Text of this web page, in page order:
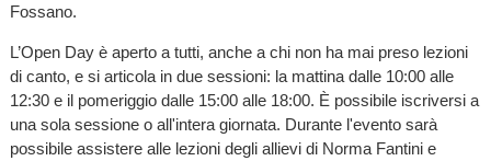
Fossano.
L’Open Day è aperto a tutti, anche a chi non ha mai preso lezioni
di canto, e si articola in due sessioni: la mattina dalle 10:00 alle
12:30 e il pomeriggio dalle 15:00 alle 18:00. È possibile iscriversi a
una sola sessione o all'intera giornata. Durante l'evento sarà
possibile assistere alle lezioni degli allievi di Norma Fantini e